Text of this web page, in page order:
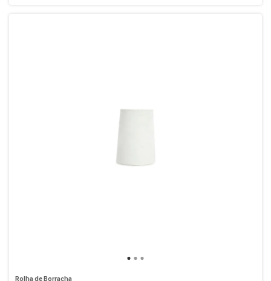
Rolha de Borracha